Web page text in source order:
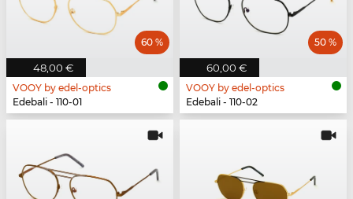
48,00 €
60 %
VOOY by edel-optics
Edebali - 110-01
60,00 €
50 %
VOOY by edel-optics
Edebali - 110-02